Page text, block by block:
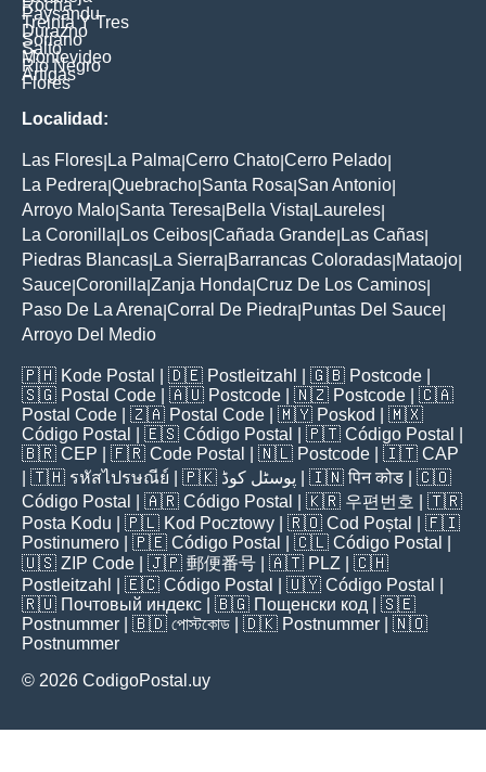
Rocha
Paysandu
Treinta Y Tres
Durazno
Soriano
Salto
Montevideo
Rio Negro
Artigas
Flores
Localidad:
Las Flores La Palma Cerro Chato Cerro Pelado
La Pedrera Quebracho Santa Rosa San Antonio
Arroyo Malo Santa Teresa Bella Vista Laureles
La Coronilla Los Ceibos Cañada Grande Las Cañas
Piedras Blancas La Sierra Barrancas Coloradas Mataojo
Sauce Coronilla Zanja Honda Cruz De Los Caminos
Paso De La Arena Corral De Piedra Puntas Del Sauce
Arroyo Del Medio
🇵🇭 Kode Postal | 🇩🇪 Postleitzahl | 🇬🇧 Postcode
🇸🇬 Postal Code | 🇦🇺 Postcode | 🇳🇿 Postcode | 🇨🇦
Postal Code | 🇿🇦 Postal Code | 🇲🇾 Poskod
| 🇲🇽
Código Postal
| 🇪🇸 Código Postal | 🇵🇹 Código Postal
🇧🇷 CEP | 🇫🇷 Code Postal | 🇳🇱 Postcode | 🇮🇹 CAP
| 🇹🇭 รหัสไปรษณีย์ | 🇵🇰 پوسٹل کوڈ | 🇮🇳पिन कोड | 🇨🇴
Código Postal
| 🇦🇷 Código Postal | 🇰🇷 우편번호
| 🇹🇷
Posta Kodu | 🇵🇱 Kod Pocztowy | 🇷🇴 Cod Poștal
| 🇫🇮
Postinumero | 🇵🇪 Código Postal | 🇨🇱 Código Postal
🇺🇸 ZIP Code | 🇯🇵 郵便番号 | 🇦🇹 PLZ | 🇨🇭
Postleitzahl
| 🇪🇨 Código Postal | 🇺🇾 Código Postal
🇷🇺 Почтовый индекс | 🇧🇬 Пощенски код | 🇸🇪
Postnummer | 🇧🇩 পোস্টকোড | 🇩🇰 Postnummer | 🇳🇴
Postnummer
© 2026 CodigoPostal.uy